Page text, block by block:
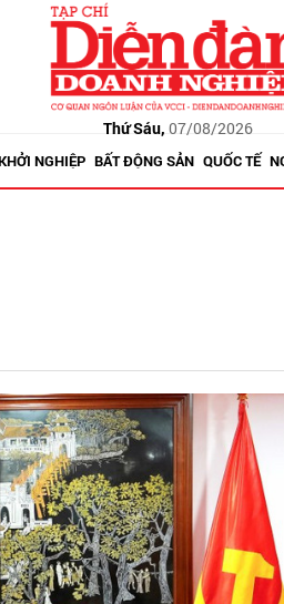
Thứ Sáu, 07/08/2026
NGHIỆP BẤT ĐỘNG SẢN QUỐC TẾ